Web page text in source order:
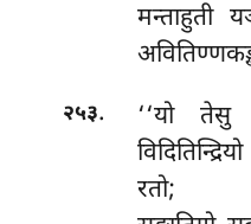
मन्ताहुती
२५३. ‘‘यो तेसु
रतो;